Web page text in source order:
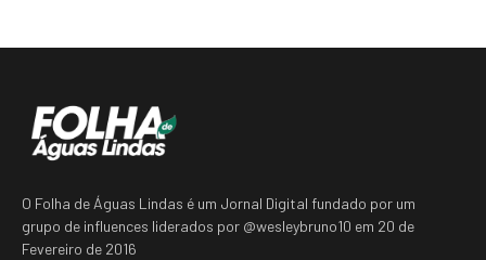
O Folha de Águas Lindas é um Jornal Digital fundado por um
grupo de influences liderados por @wesleybruno10 em 20 de
Fevereiro de 2016